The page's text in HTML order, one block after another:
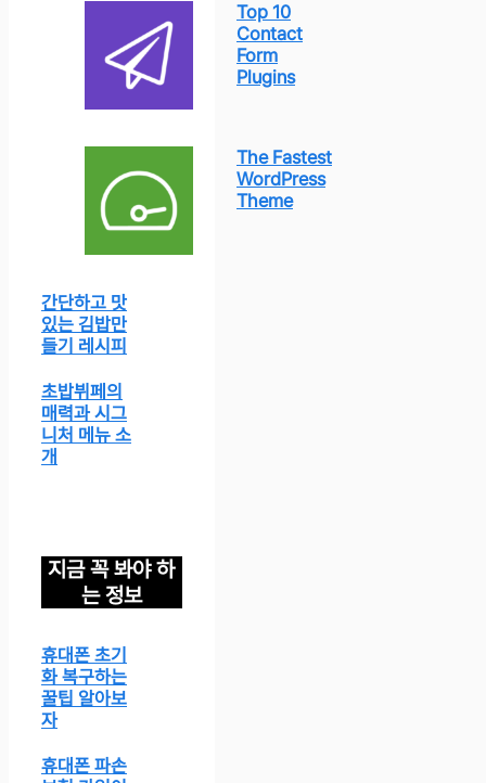
Top 10
Contact
Form
Plugins
The Fastest
WordPress
Theme
간단하고 맛
있는 김밥만
들기 레시피
초밥뷔페의
매력과 시그
니처 메뉴 소
개
지금 꼭 봐야 하
는 정보
휴대폰 초기
화 복구하는
꿀팁 알아보
자
휴대폰 파손